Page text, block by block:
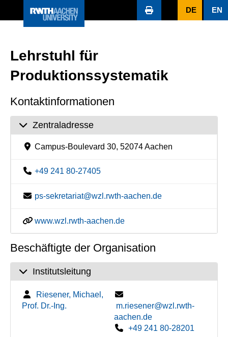
DE EN
Lehrstuhl für
Produktionssystematik
Kontaktinformationen
Zentraladresse
Campus-Boulevard 30, 52074 Aachen
+49 241 80-27405
ps-sekretariat@wzl.rwth-aachen.de
www.wzl.rwth-aachen.de
Beschäftigte der Organisation
Institutsleitung
Riesener, Michael,
Prof. Dr.-Ing.
m.riesener@wzl.rwth-
aachen.de
+49 241 80-28201